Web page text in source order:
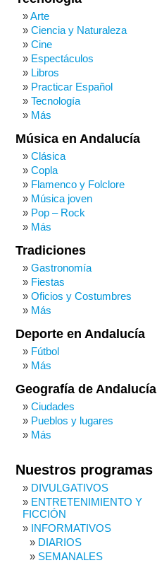
Arte
Ciencia y Naturaleza
Cine
Espectáculos
Libros
Practicar Español
Tecnología
Más
Música en Andalucía
Clásica
Copla
Flamenco y Folclore
Música joven
Pop – Rock
Más
Tradiciones
Gastronomía
Fiestas
Oficios y Costumbres
Más
Deporte en Andalucía
Fútbol
Más
Geografía de Andalucía
Ciudades
Pueblos y lugares
Más
Nuestros programas
DIVULGATIVOS
ENTRETENIMIENTO Y
FICCIÓN
INFORMATIVOS
DIARIOS
SEMANALES